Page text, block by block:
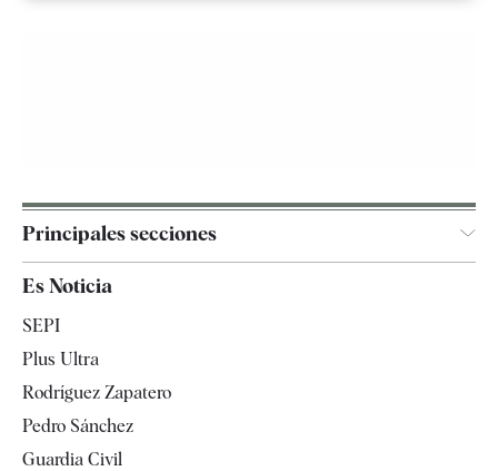
Principales secciones
Televisión
Es Noticia
SEPI
Plus Ultra
Rodríguez Zapatero
Pedro Sánchez
Guardia Civil